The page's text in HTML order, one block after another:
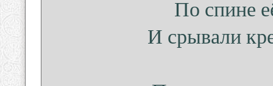
По спине
И срывали